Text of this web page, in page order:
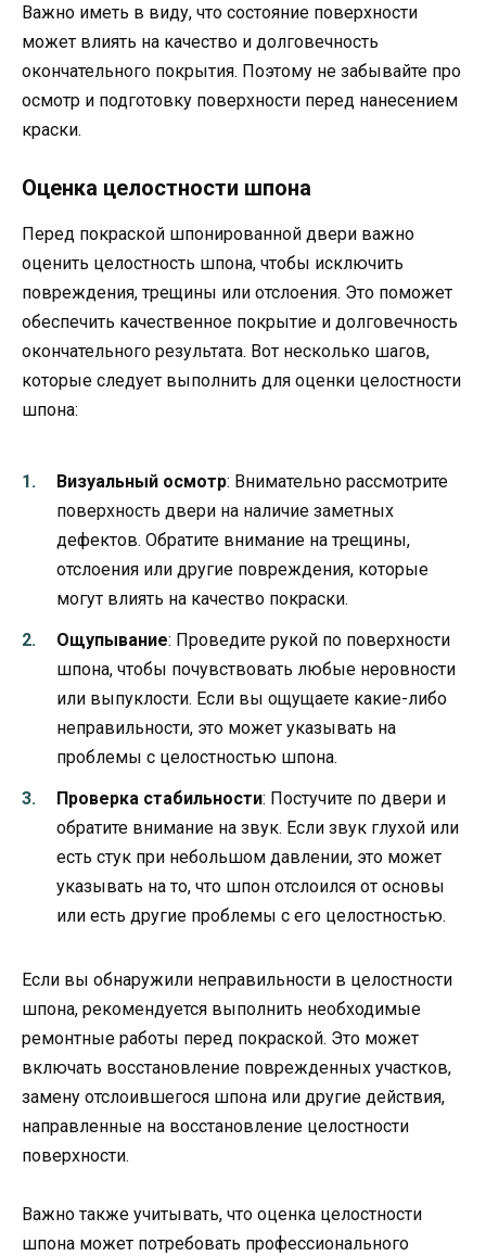
Важно иметь в виду, что состояние поверхности
может влиять на качество и долговечность
окончательного покрытия. Поэтому не забывайте про
осмотр и подготовку поверхности перед нанесением
краски.
Оценка целостности шпона
Перед покраской шпонированной двери важно
оценить целостность шпона, чтобы исключить
повреждения, трещины или отслоения. Это поможет
обеспечить качественное покрытие и долговечность
окончательного результата. Вот несколько шагов,
которые следует выполнить для оценки целостности
шпона:
Визуальный осмотр: Внимательно рассмотрите
поверхность двери на наличие заметных
дефектов. Обратите внимание на трещины,
отслоения или другие повреждения, которые
могут влиять на качество покраски.
Ощупывание: Проведите рукой по поверхности
шпона, чтобы почувствовать любые неровности
или выпуклости. Если вы ощущаете какие-либо
неправильности, это может указывать на
проблемы с целостностью шпона.
Проверка стабильности: Постучите по двери и
обратите внимание на звук. Если звук глухой или
есть стук при небольшом давлении, это может
указывать на то, что шпон отслоился от основы
или есть другие проблемы с его целостностью.
Если вы обнаружили неправильности в целостности
шпона, рекомендуется выполнить необходимые
ремонтные работы перед покраской. Это может
включать восстановление поврежденных участков,
замену отслоившегося шпона или другие действия,
направленные на восстановление целостности
поверхности.
Важно также учитывать, что оценка целостности
шпона может потребовать профессионального